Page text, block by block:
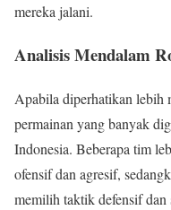
mereka jalani.
Analisis Mendalam
Apabila diperhatikan lebih
permainan yang banyak
Indonesia. Beberapa tim
ofensif dan agresif,
memilih taktik defensif dan